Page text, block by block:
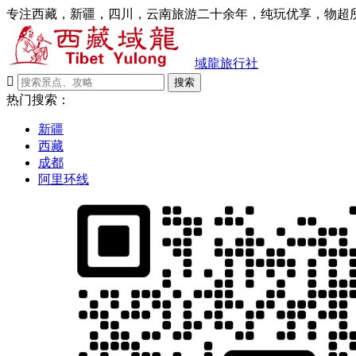
专注西藏，新疆，四川，云南旅游二十余年，纯玩优享，物超
域龍旅行社

搜索
热门搜索：
新疆
西藏
成都
阿里环线